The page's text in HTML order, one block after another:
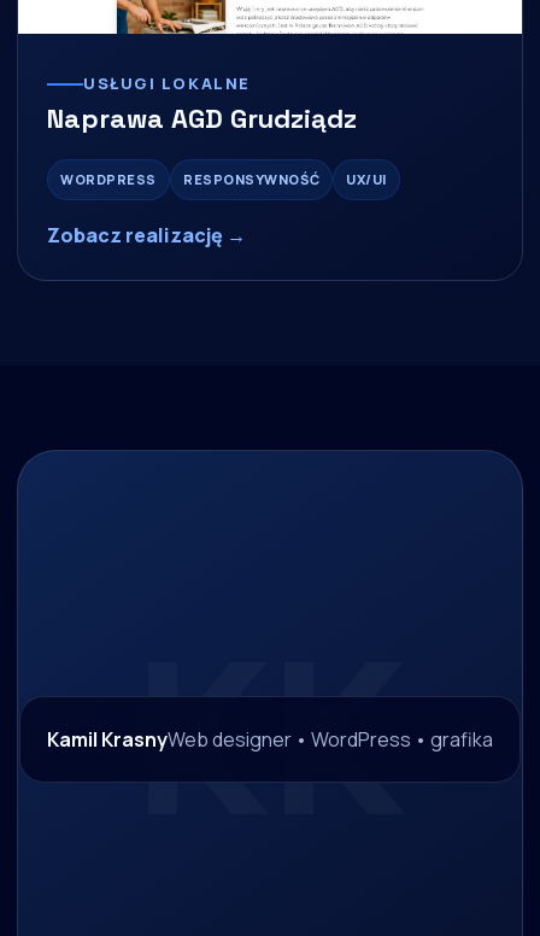
USŁUGI LOKALNE
Naprawa AGD Grudziądz
WORDPRESS RESPONSYWNOŚĆ UX/UI
Zobacz realizację →
Kamil KrasnyWeb designer • WordPress • grafika